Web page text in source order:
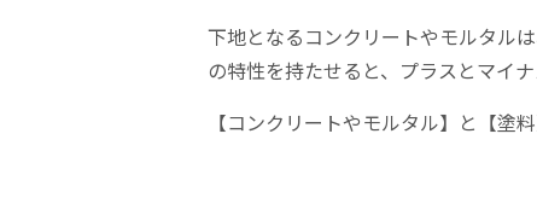
下地となるコンクリートやモルタル
の特性を持たせると、プラスとマイ
【コンクリートやモルタル】と【塗